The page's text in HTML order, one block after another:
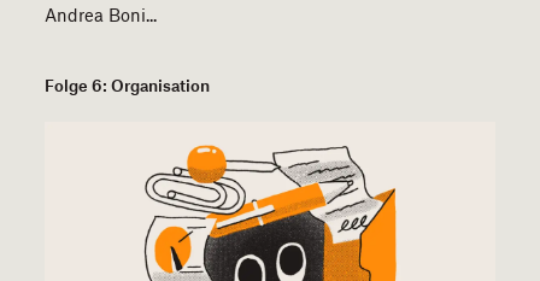
Andrea Boni...
Folge 6: Organisation